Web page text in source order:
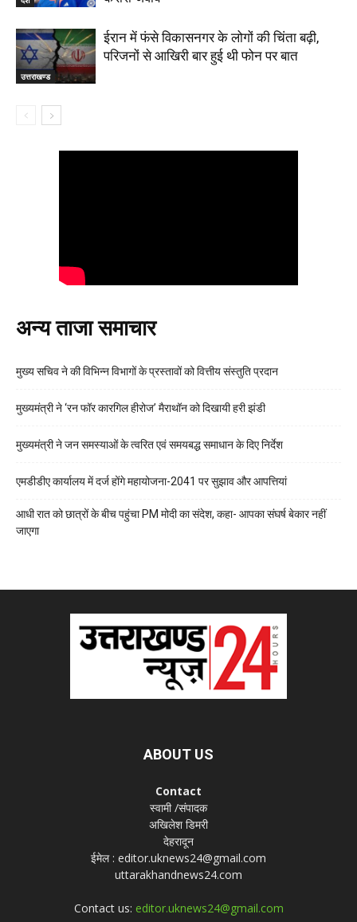
उत्तराखण्ड
ईरान में फंसे विकासनगर के लोगों की चिंता बढ़ी,
परिजनों से आखिरी बार हुई थी फोन पर बात
अन्य ताजा समाचार
मुख्य सचिव ने की विभिन्न विभागों के प्रस्तावों को वित्तीय संस्तुति प्रदान
मुख्यमंत्री ने ‘रन फॉर कारगिल हीरोज’ मैराथॉन को दिखायी हरी झंडी
मुख्यमंत्री ने जन समस्याओं के त्वरित एवं समयबद्ध समाधान के दिए निर्देश
एमडीडीए कार्यालय में दर्ज होंगे महायोजना-2041 पर सुझाव और आपत्तियां
आधी रात को छात्रों के बीच पहुंचा PM मोदी का संदेश, कहा- आपका संघर्ष बेकार नहीं
जाएगा
ABOUT US
Contact
स्वामी /संपादक
अखिलेश डिमरी
देहरादून
ईमेल : editor.uknews24@gmail.com
uttarakhandnews24.com
Contact us: editor.uknews24@gmail.com